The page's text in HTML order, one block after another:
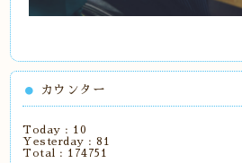
カウンター
Today : 10
Yesterday :81
Total : 174751